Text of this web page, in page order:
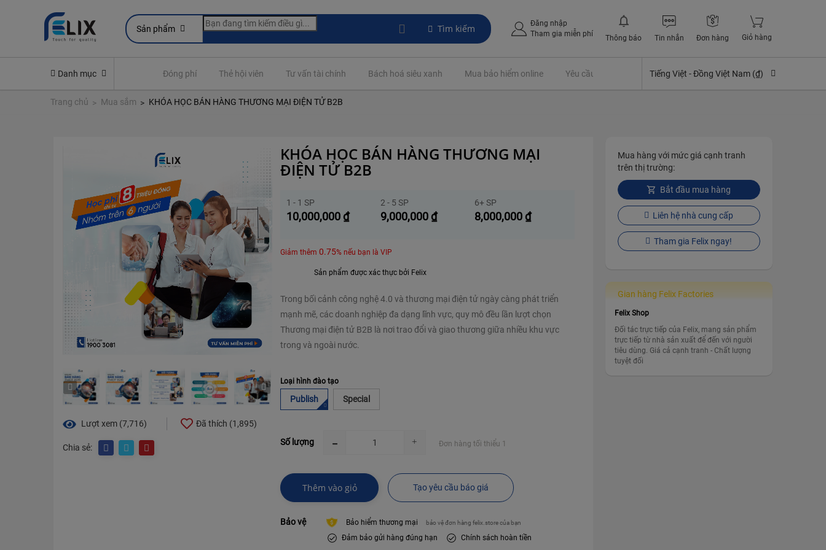
Sản phẩm Tìm kiếm
Đăng nhập
Tham gia miễn phí
Thông báo Tin nhắn Đơn hàng Giỏ hàng
Danh mục
Yêu cầu quyền lợi bảo hiểm Đóng phí Thẻ hội viên Tư vấn tài chính Bách hoá siêu xanh Mua bảo hiểm online Yêu cầu quyền lợi bảo hiểmTiếng Việt -Đồng Việt Nam (₫)
Trang chủ Mua sắm KHÓA HỌC BÁN HÀNG THƯƠNG MẠI ĐIỆN TỬ B2B
Lượt xem (7,716) Đã thích (1,895)
Chia sẻ:
KHÓA HỌC BÁN HÀNG THƯƠNG MẠI
ĐIỆN TỬ B2B
10,000,000 ₫
1 - 1 SP
9,000,000 ₫
2 - 5 SP
8,000,000 ₫
6+ SP
Giảm thêm 0.75% nếu bạn là VIP
Sản phẩm được xác thực bởi Felix
Trong bối cảnh công nghệ 4.0 và thương mại điện tử ngày càng phát triển
mạnh mẽ, các doanh nghiệp đa dạng lĩnh vực, quy mô đều lần lượt chọn
Thương mại điện tử B2B là nơi trao đổi và giao thương giữa nhiều khu vực
Loại hình đào tạo
Publish Special
Số lượng Đơn hàng tối thiểu 1
Thêm vào giỏ Tạo yêu cầu báo giá
Bảo vệ Bảo hiểm thương mại bảo vệ đơn hàng felix.store của bạn
Đảm bảo gửi hàng đúng hạn Chính sách hoàn tiền
Mua hàng với mức giá cạnh tranh
trên thị trường:
Bắt đầu mua hàng
Liên hệ nhà cung cấp
Tham gia Felix ngay!
Gian hàng Felix Factories
Felix Shop
Đối tác trực tiếp của Felix, mang sản phẩm
trực tiếp từ nhà sản xuất để đến với người
tiêu dùng. Giá cả cạnh tranh - Chất lượng
tuyệt đối